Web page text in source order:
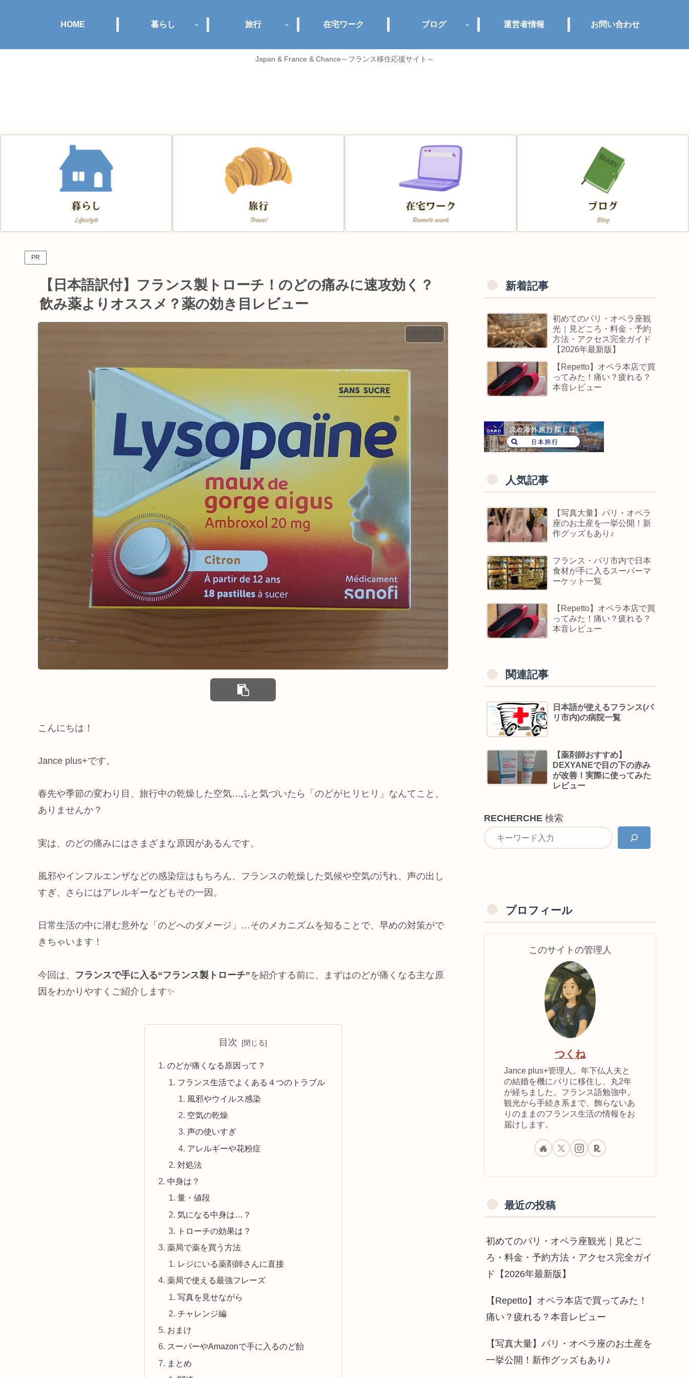
Japan & France & Chance～フランス移住応援サイト～
HOME 暮らし 旅行 在宅ワーク ブログ 運営者情報 お問い合わせ
PR
【日本語訳付】フランス製トローチ！のどの痛みに速攻効く？
飲み薬よりオススメ？薬の効き目レビュー
病院・薬
こんにちは！
Jance plus+です。
春先や季節の変わり目、旅行中の乾燥した空気…ふと気づいたら「のどがヒリヒリ」なんてこと、
ありませんか？
実は、のどの痛みにはさまざまな原因があるんです。
風邪やインフルエンザなどの感染症はもちろん、フランスの乾燥した気候や空気の汚れ、声の出し
すぎ、さらにはアレルギーなどもその一因。
日常生活の中に潜む意外な「のどへのダメージ」…そのメカニズムを知ることで、早めの対策がで
きちゃいます！
今回は、 フランスで手に入る“フランス製トローチ”を紹介する前に、まずはのどが痛くなる主な原
因をわかりやすくご紹介します✨
目次
のどが痛くなる原因って？
フランス生活でよくある４つのトラブル
風邪やウイルス感染
空気の乾燥
声の使いすぎ
アレルギーや花粉症
対処法
中身は？
量・値段
気になる中身は…？
トローチの効果は？
薬局で薬を買う方法
レジにいる薬剤師さんに直接
薬局で使える最強フレーズ
写真を見せながら
チャレンジ編
おまけ
スーパーやAmazonで手に入るのど飴
まとめ
新着記事
初めてのパリ・オペラ座観
光｜見どころ・料金・予約
方法・アクセス完全ガイド
【2026年最新版】
【Repetto】オペラ本店で買
ってみた！痛い？疲れる？
本音レビュー
人気記事
【写真大量】パリ・オペラ
座のお土産を一挙公開！新
作グッズもあり♪
フランス・パリ市内で日本
食材が手に入るスーパーマ
ーケット一覧
【Repetto】オペラ本店で買
ってみた！痛い？疲れる？
本音レビュー
関連記事
日本語が使えるフランス(パ
リ市内)の病院一覧
【薬剤師おすすめ】
DEXYANEで目の下の赤み
が改善！実際に使ってみた
レビュー
RECHERCHE 検索
プロフィール
このサイトの管理人
つくね
Jance plus+管理人。年下仏人夫と
の結婚を機にパリに移住し、丸2年
が経ちました。フランス語勉強中。
観光から手続き系まで、飾らないあ
りのままのフランス生活の情報をお
届けします。
最近の投稿
初めてのパリ・オペラ座観光｜見どこ
ろ・料金・予約方法・アクセス完全ガイ
ド【2026年最新版】
【Repetto】オペラ本店で買ってみた！
痛い？疲れる？本音レビュー
【写真大量】パリ・オペラ座のお土産を
一挙公開！新作グッズもあり♪